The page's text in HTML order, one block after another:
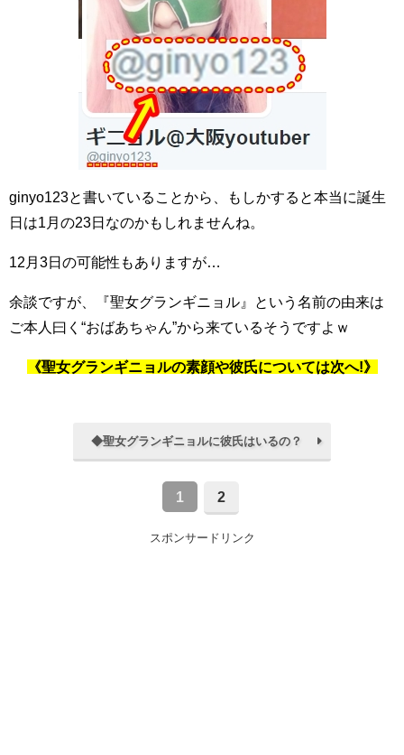
ginyo123と書いていることから、もしかすると本当に誕生
日は1月の23日なのかもしれませんね。
12月3日の可能性もありますが…
余談ですが、『聖女グランギニョル』という名前の由来は
ご本人曰く“おばあちゃん”から来ているそうですよｗ
《聖女グランギニョルの素顔や彼氏については次へ!》
◆聖女グランギニョルに彼氏はいるの？
1 2
スポンサードリンク